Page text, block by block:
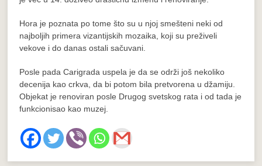
Hora je poznata po tome što su u njoj smešteni neki od
najboljih primera vizantijskih mozaika, koji su preživeli
vekove i do danas ostali sačuvani.
Posle pada Carigrada uspela je da se održi još nekoliko
decenija kao crkva, da bi potom bila pretvorena u džamiju.
Objekat je renoviran posle Drugog svetskog rata i od tada je
funkcionisao kao muzej.